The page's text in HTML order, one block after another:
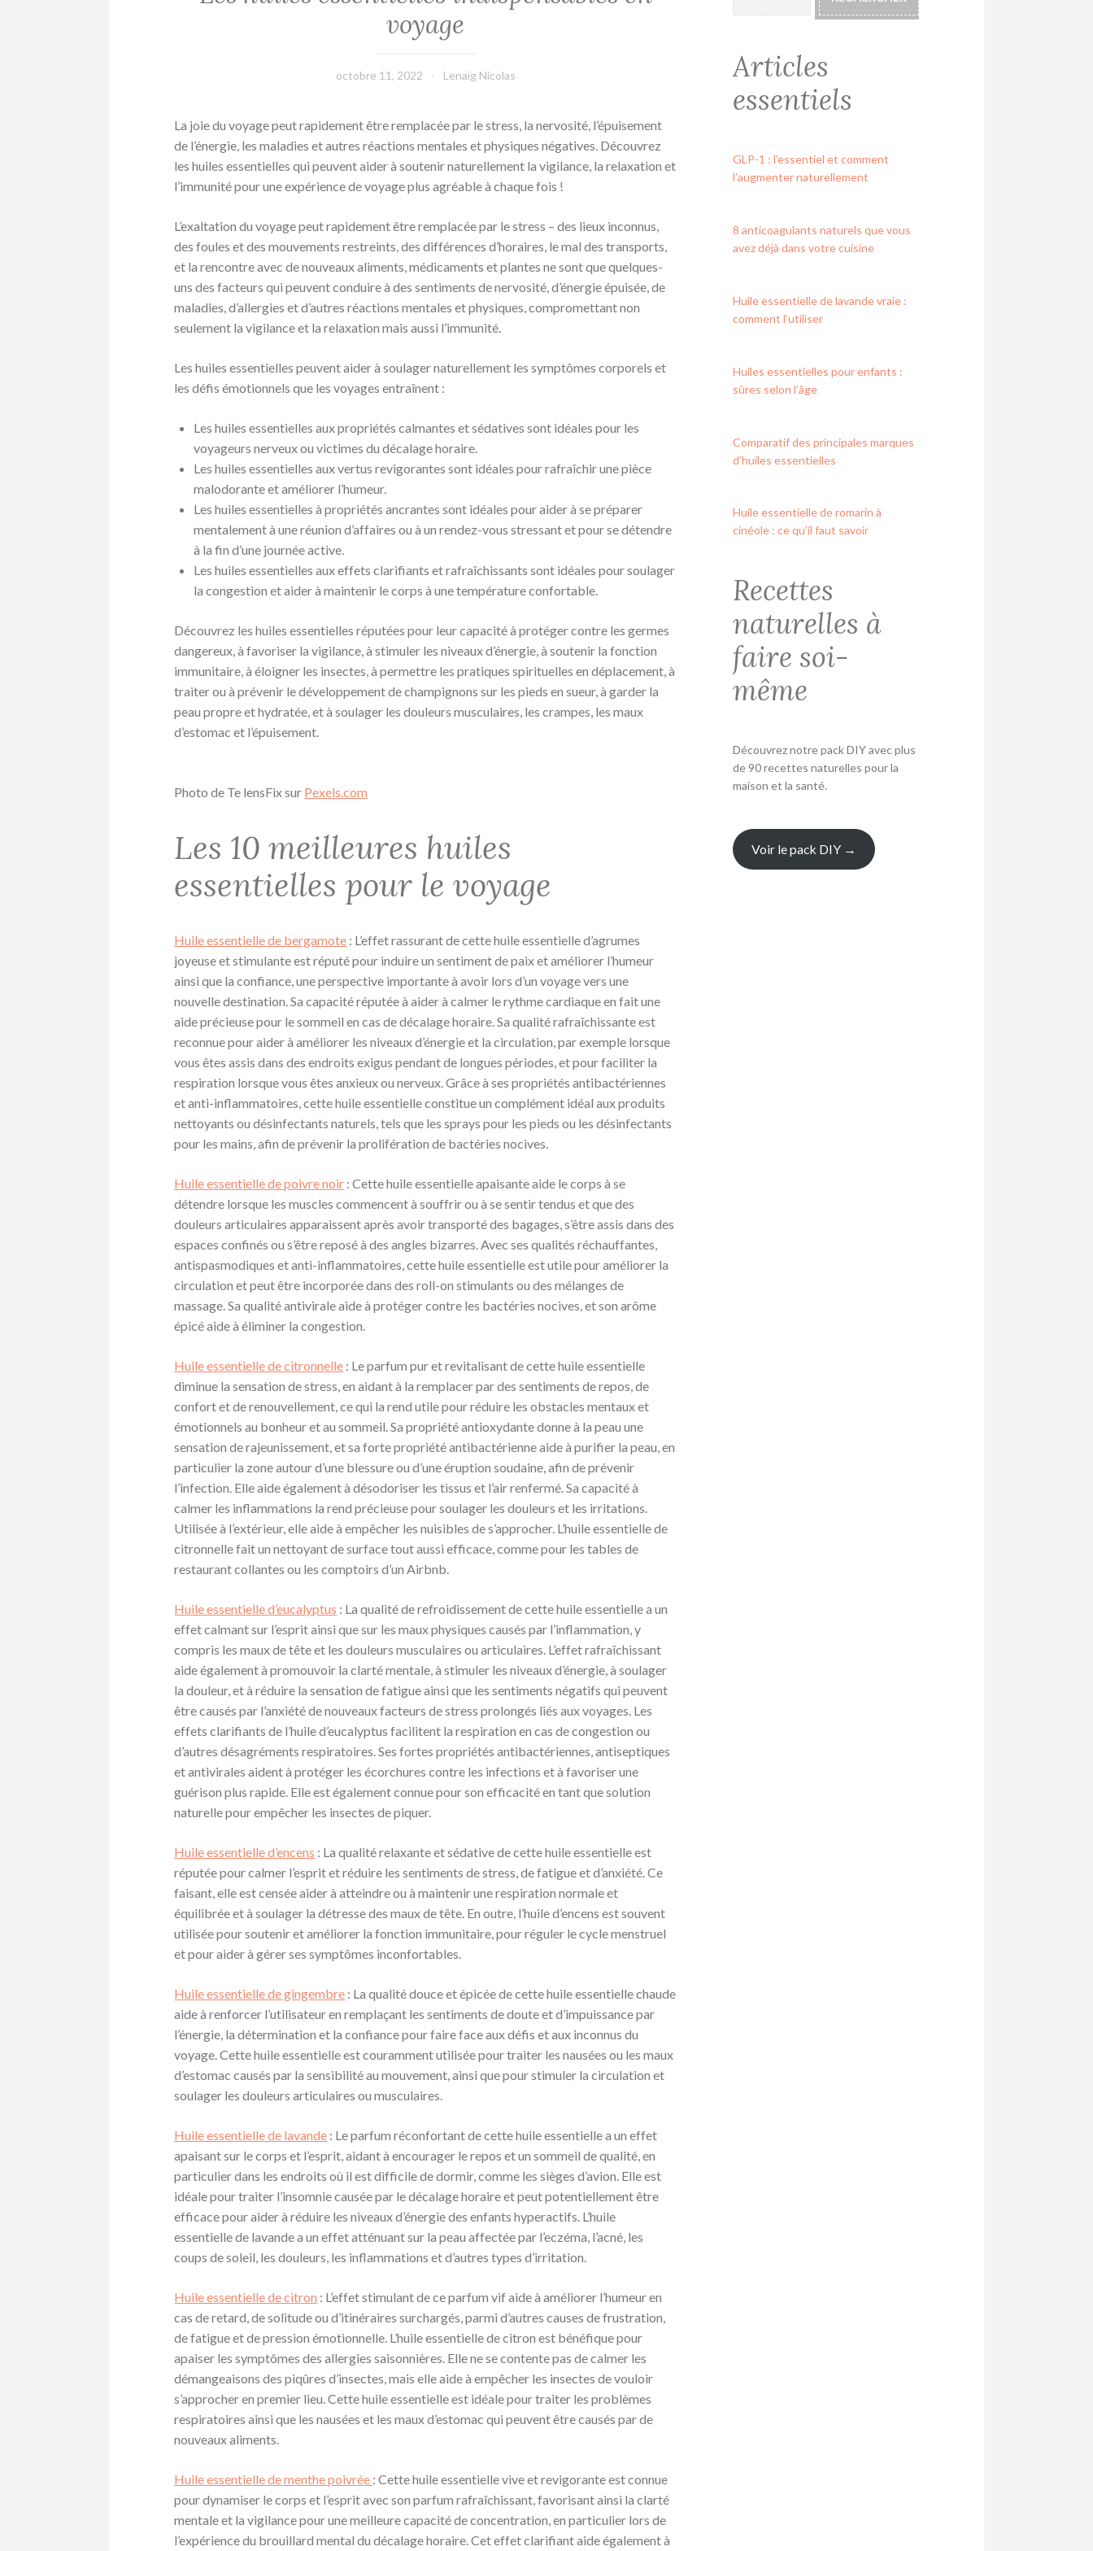
voyage
octobre 11, 2022 Lenaïg Nicolas
La joie du voyage peut rapidement être remplacée par le stress, la nervosité, l’épuisement
de l’énergie, les maladies et autres réactions mentales et physiques négatives. Découvrez
les huiles essentielles qui peuvent aider à soutenir naturellement la vigilance, la relaxation et
l’immunité pour une expérience de voyage plus agréable à chaque fois !
L’exaltation du voyage peut rapidement être remplacée par le stress – des lieux inconnus,
des foules et des mouvements restreints, des différences d’horaires, le mal des transports,
et la rencontre avec de nouveaux aliments, médicaments et plantes ne sont que quelques-
uns des facteurs qui peuvent conduire à des sentiments de nervosité, d’énergie épuisée, de
maladies, d’allergies et d’autres réactions mentales et physiques, compromettant non
seulement la vigilance et la relaxation mais aussi l’immunité.
Les huiles essentielles peuvent aider à soulager naturellement les symptômes corporels et
les défis émotionnels que les voyages entraînent :
Les huiles essentielles aux propriétés calmantes et sédatives sont idéales pour les
voyageurs nerveux ou victimes du décalage horaire.
Les huiles essentielles aux vertus revigorantes sont idéales pour rafraîchir une pièce
malodorante et améliorer l’humeur.
Les huiles essentielles à propriétés ancrantes sont idéales pour aider à se préparer
mentalement à une réunion d’affaires ou à un rendez-vous stressant et pour se détendre
à la fin d’une journée active.
Les huiles essentielles aux effets clarifiants et rafraîchissants sont idéales pour soulager
la congestion et aider à maintenir le corps à une température confortable.
Découvrez les huiles essentielles réputées pour leur capacité à protéger contre les germes
dangereux, à favoriser la vigilance, à stimuler les niveaux d’énergie, à soutenir la fonction
immunitaire, à éloigner les insectes, à permettre les pratiques spirituelles en déplacement, à
traiter ou à prévenir le développement de champignons sur les pieds en sueur, à garder la
peau propre et hydratée, et à soulager les douleurs musculaires, les crampes, les maux
d’estomac et l’épuisement.
Photo de Te lensFix sur Pexels.com
Les 10 meilleures huiles
essentielles pour le voyage
Huile essentielle de bergamote : L’effet rassurant de cette huile essentielle d’agrumes
joyeuse et stimulante est réputé pour induire un sentiment de paix et améliorer l’humeur
ainsi que la confiance, une perspective importante à avoir lors d’un voyage vers une
nouvelle destination. Sa capacité réputée à aider à calmer le rythme cardiaque en fait une
aide précieuse pour le sommeil en cas de décalage horaire. Sa qualité rafraîchissante est
reconnue pour aider à améliorer les niveaux d’énergie et la circulation, par exemple lorsque
vous êtes assis dans des endroits exigus pendant de longues périodes, et pour faciliter la
respiration lorsque vous êtes anxieux ou nerveux. Grâce à ses propriétés antibactériennes
et anti-inflammatoires, cette huile essentielle constitue un complément idéal aux produits
nettoyants ou désinfectants naturels, tels que les sprays pour les pieds ou les désinfectants
pour les mains, afin de prévenir la prolifération de bactéries nocives.
Huile essentielle de poivre noir : Cette huile essentielle apaisante aide le corps à se
détendre lorsque les muscles commencent à souffrir ou à se sentir tendus et que des
douleurs articulaires apparaissent après avoir transporté des bagages, s’être assis dans des
espaces confinés ou s’être reposé à des angles bizarres. Avec ses qualités réchauffantes,
antispasmodiques et anti-inflammatoires, cette huile essentielle est utile pour améliorer la
circulation et peut être incorporée dans des roll-on stimulants ou des mélanges de
massage. Sa qualité antivirale aide à protéger contre les bactéries nocives, et son arôme
épicé aide à éliminer la congestion.
Huile essentielle de citronnelle : Le parfum pur et revitalisant de cette huile essentielle
diminue la sensation de stress, en aidant à la remplacer par des sentiments de repos, de
confort et de renouvellement, ce qui la rend utile pour réduire les obstacles mentaux et
émotionnels au bonheur et au sommeil. Sa propriété antioxydante donne à la peau une
sensation de rajeunissement, et sa forte propriété antibactérienne aide à purifier la peau, en
particulier la zone autour d’une blessure ou d’une éruption soudaine, afin de prévenir
l’infection. Elle aide également à désodoriser les tissus et l’air renfermé. Sa capacité à
calmer les inflammations la rend précieuse pour soulager les douleurs et les irritations.
Utilisée à l’extérieur, elle aide à empêcher les nuisibles de s’approcher. L’huile essentielle de
citronnelle fait un nettoyant de surface tout aussi efficace, comme pour les tables de
restaurant collantes ou les comptoirs d’un Airbnb.
Huile essentielle d’eucalyptus : La qualité de refroidissement de cette huile essentielle a un
effet calmant sur l’esprit ainsi que sur les maux physiques causés par l’inflammation, y
compris les maux de tête et les douleurs musculaires ou articulaires. L’effet rafraîchissant
aide également à promouvoir la clarté mentale, à stimuler les niveaux d’énergie, à soulager
la douleur, et à réduire la sensation de fatigue ainsi que les sentiments négatifs qui peuvent
être causés par l’anxiété de nouveaux facteurs de stress prolongés liés aux voyages. Les
effets clarifiants de l’huile d’eucalyptus facilitent la respiration en cas de congestion ou
d’autres désagréments respiratoires. Ses fortes propriétés antibactériennes, antiseptiques
et antivirales aident à protéger les écorchures contre les infections et à favoriser une
guérison plus rapide. Elle est également connue pour son efficacité en tant que solution
naturelle pour empêcher les insectes de piquer.
Huile essentielle d’encens : La qualité relaxante et sédative de cette huile essentielle est
réputée pour calmer l’esprit et réduire les sentiments de stress, de fatigue et d’anxiété. Ce
faisant, elle est censée aider à atteindre ou à maintenir une respiration normale et
équilibrée et à soulager la détresse des maux de tête. En outre, l’huile d’encens est souvent
utilisée pour soutenir et améliorer la fonction immunitaire, pour réguler le cycle menstruel
et pour aider à gérer ses symptômes inconfortables.
Huile essentielle de gingembre : La qualité douce et épicée de cette huile essentielle chaude
aide à renforcer l’utilisateur en remplaçant les sentiments de doute et d’impuissance par
l’énergie, la détermination et la confiance pour faire face aux défis et aux inconnus du
voyage. Cette huile essentielle est couramment utilisée pour traiter les nausées ou les maux
d’estomac causés par la sensibilité au mouvement, ainsi que pour stimuler la circulation et
soulager les douleurs articulaires ou musculaires.
Huile essentielle de lavande : Le parfum réconfortant de cette huile essentielle a un effet
apaisant sur le corps et l’esprit, aidant à encourager le repos et un sommeil de qualité, en
particulier dans les endroits où il est difficile de dormir, comme les sièges d’avion. Elle est
idéale pour traiter l’insomnie causée par le décalage horaire et peut potentiellement être
efficace pour aider à réduire les niveaux d’énergie des enfants hyperactifs. L’huile
essentielle de lavande a un effet atténuant sur la peau affectée par l’eczéma, l’acné, les
coups de soleil, les douleurs, les inflammations et d’autres types d’irritation.
Huile essentielle de citron : L’effet stimulant de ce parfum vif aide à améliorer l’humeur en
cas de retard, de solitude ou d’itinéraires surchargés, parmi d’autres causes de frustration,
de fatigue et de pression émotionnelle. L’huile essentielle de citron est bénéfique pour
apaiser les symptômes des allergies saisonnières. Elle ne se contente pas de calmer les
démangeaisons des piqûres d’insectes, mais elle aide à empêcher les insectes de vouloir
s’approcher en premier lieu. Cette huile essentielle est idéale pour traiter les problèmes
respiratoires ainsi que les nausées et les maux d’estomac qui peuvent être causés par de
nouveaux aliments.
Huile essentielle de menthe poivrée : Cette huile essentielle vive et revigorante est connue
pour dynamiser le corps et l’esprit avec son parfum rafraîchissant, favorisant ainsi la clarté
mentale et la vigilance pour une meilleure capacité de concentration, en particulier lors de
l’expérience du brouillard mental du décalage horaire. Cet effet clarifiant aide également à
Articles
essentiels
GLP-1 : l’essentiel et comment
l’augmenter naturellement
8 anticoagulants naturels que vous
avez déjà dans votre cuisine
Huile essentielle de lavande vraie :
comment l’utiliser
Huiles essentielles pour enfants :
sûres selon l’âge
Comparatif des principales marques
d’huiles essentielles
Huile essentielle de romarin à
cinéole : ce qu’il faut savoir
Recettes
naturelles à
faire soi-
même
Découvrez notre pack DIY avec plus
de 90 recettes naturelles pour la
maison et la santé.
Voir le pack DIY →